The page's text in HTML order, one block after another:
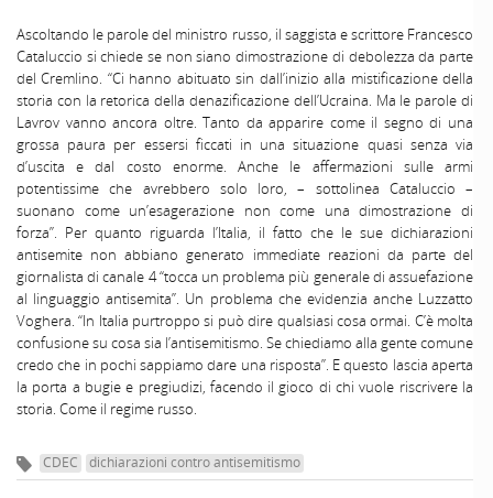
Ascoltando le parole del ministro russo, il saggista e scrittore Francesco
Cataluccio si chiede se non siano dimostrazione di debolezza da parte
del Cremlino. “Ci hanno abituato sin dall’inizio alla mistificazione della
storia con la retorica della denazificazione dell’Ucraina. Ma le parole di
Lavrov vanno ancora oltre. Tanto da apparire come il segno di una
grossa paura per essersi ficcati in una situazione quasi senza via
d’uscita e dal costo enorme. Anche le affermazioni sulle armi
potentissime che avrebbero solo loro, – sottolinea Cataluccio –
suonano come un’esagerazione non come una dimostrazione di
forza”. Per quanto riguarda l’Italia, il fatto che le sue dichiarazioni
antisemite non abbiano generato immediate reazioni da parte del
giornalista di canale 4 “tocca un problema più generale di assuefazione
al linguaggio antisemita”. Un problema che evidenzia anche Luzzatto
Voghera. “In Italia purtroppo si può dire qualsiasi cosa ormai. C’è molta
confusione su cosa sia l’antisemitismo. Se chiediamo alla gente comune
credo che in pochi sappiamo dare una risposta”. E questo lascia aperta
la porta a bugie e pregiudizi, facendo il gioco di chi vuole riscrivere la
storia. Come il regime russo.
CDEC dichiarazioni contro antisemitismo